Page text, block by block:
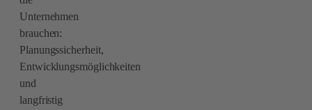
Unternehmen
brauchen:
Planungssicherheit,
Entwicklungsmöglichkeiten
und
langfristig